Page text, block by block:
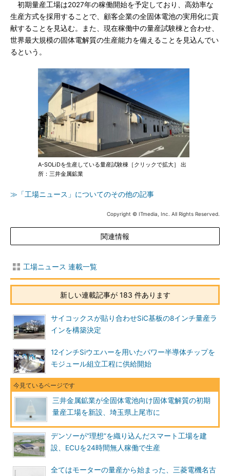
初期量産工場は2027年の稼働開始を予定しており、高効率な
生産方式を採用することで、顧客企業の全固体電池の実用化に貢
献することを見込む。また、現在稼働中の量産試験棟と合わせ、
世界最大規模の固体電解質の生産能力を備えることを見込んでい
るという。
A-SOLiDを生産している量産試験棟［クリックで拡大］ 出
所：三井金属鉱業
≫「工場ニュース」についてのその他の記事
Copyright © ITmedia, Inc. All Rights Reserved.
関連情報
工場ニュース 連載一覧
新しい連載記事が 183 件あります
サイコックスが貼り合わせSiC基板の8インチ量産ラ
インを構築決定
12インチSiウエハーを用いたパワー半導体チップを
モジュール組立工程に供給開始
三井金属鉱業が全固体電池向け固体電解質の初期
量産工場を新設、埼玉県上尾市に
デンソーが“理想”を織り込んだスマート工場を建
設、ECUを24時間無人稼働で生産
全てはモーターの量産から始まった、三菱電機名古